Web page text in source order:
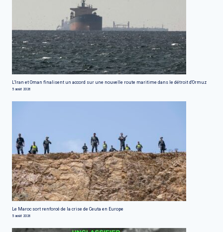
L'Iran et Oman finalisent un accord sur une nouvelle route maritime dans le détroit d'Ormuz
5 août 2026
Le Maroc sort renforcé de la crise de Ceuta en Europe
5 août 2026